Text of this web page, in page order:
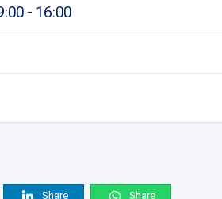
- 16:00
Share Share